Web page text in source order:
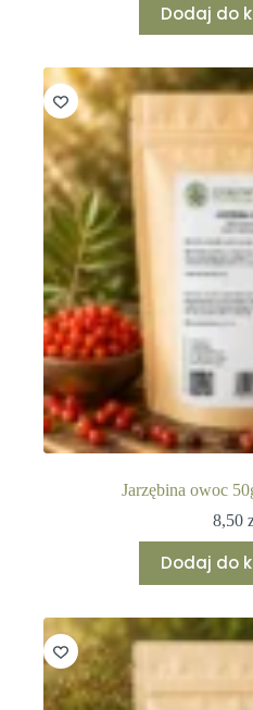
Dodaj do
Jarzębina owoc
8,50
Dodaj do